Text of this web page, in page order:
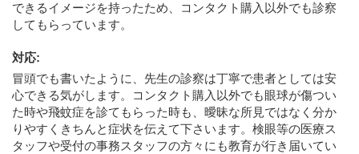
できるイメージを持ったため、コンタクト購入以外でも診察
してもらっています。
対応:
冒頭でも書いたように、先生の診察は丁寧で患者としては安
心できる気がします。コンタクト購入以外でも眼球が傷つい
た時や飛蚊症を診てもらった時も、曖昧な所見ではなく分か
りやすくきちんと症状を伝えて下さいます。検眼等の医療ス
タッフや受付の事務スタッフの方々にも教育が行き届いてい